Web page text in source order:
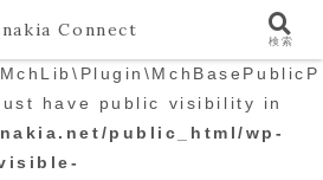
have public visibility in
public_html/wp-
Connect 検索